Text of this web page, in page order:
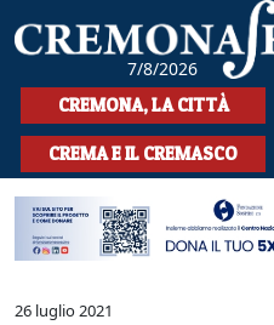
7/8/2026
HOME
CRONACA
SPORT
LA MUSICA
CULTURA
CREMONA, LA CITTÀ
CREMA E IL CREMASCO
26 luglio 2021